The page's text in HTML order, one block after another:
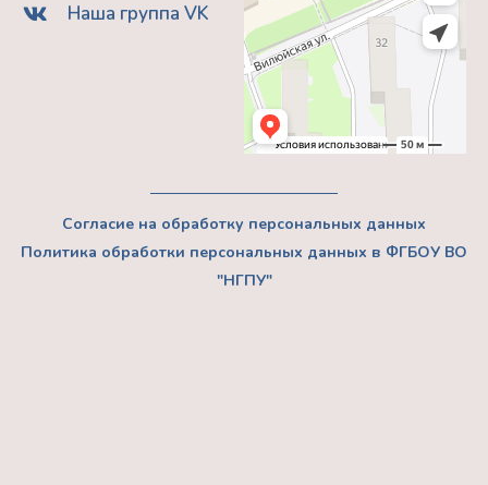
Наша группа VK
Согласие на обработку персональных данных
Политика обработки персональных данных в ФГБОУ ВО
"НГПУ"